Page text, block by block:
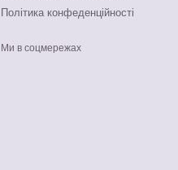
Політика конфеденційності
Ми в соцмережах